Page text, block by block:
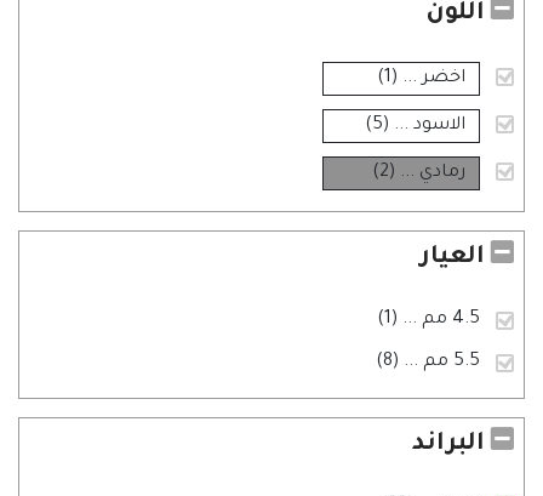
اللون
اخضر ... (1)
الاسود ... (5)
رمادي ... (2)
العيار
4.5 مم ... (1)
5.5 مم ... (8)
البراند